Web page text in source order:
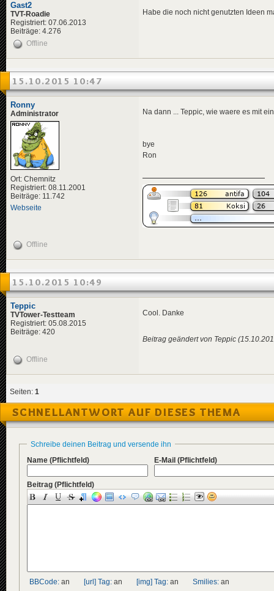
Gast2
TVT-Roadie
Registriert: 07.06.2013
Beiträge: 4.276
Habe die noch nicht genutzten Ideen
Offline
15.10.2015 10:47
Ronny
Administrator
Ort: Chemnitz
Registriert: 08.11.2001
Beiträge: 11.742
Webseite
Na dann ... Teppic, wie waere es mit
bye
Ron
Offline
15.10.2015 10:49
Teppic
TVTower-Testteam
Registriert: 05.08.2015
Beiträge: 420
Cool. Danke
Beitrag geändert von Teppic
Offline
Seiten: 1
SCHNELLANTWORT AUF DIESES THEMA
Schreibe deinen Beitrag und versende ihn
Name (Pflichtfeld) E-Mail (Pflichtfeld)
Beitrag (Pflichtfeld)
BBCode: an [url] Tag: an [img] Tag: an Smilies: an